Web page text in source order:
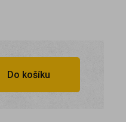
Do košíku